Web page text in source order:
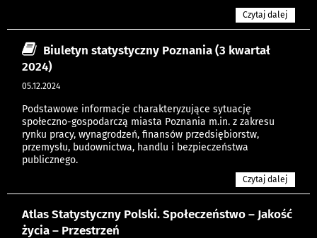
Czytaj dalej
Biuletyn statystyczny Poznania (3 kwartał
2024)
05.12.2024
Podstawowe informacje charakteryzujące sytuację
społeczno-gospodarczą miasta Poznania m.in. z zakresu
rynku pracy, wynagrodzeń, finansów przedsiębiorstw,
przemysłu, budownictwa, handlu i bezpieczeństwa
publicznego.
Czytaj dalej
Atlas Statystyczny Polski. Społeczeństwo – Jakość
życia – Przestrzeń